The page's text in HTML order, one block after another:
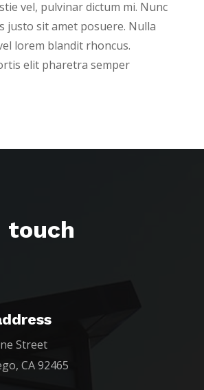
vel, pulvinar dictum mi. Nunc
justo sit amet posuere. Nulla
lorem blandit rhoncus.
elit pharetra semper
touch
Street
CA 92465